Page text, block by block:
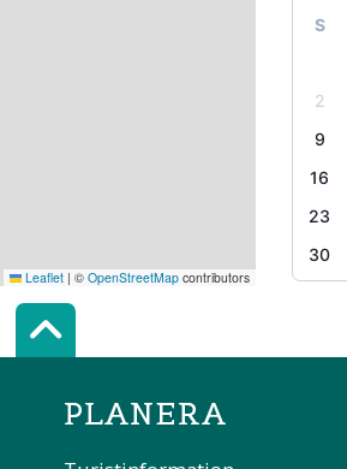
S
2
9
16
23
30
Leaflet | © OpenStreetMap contributors
Scroll top of the
PLANERA